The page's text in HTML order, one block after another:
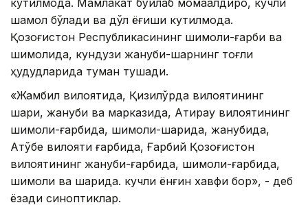
кутилмоқда. Мамлакат бўйлаб момақалдироқ, кучли
шамол бўлади ва дўл ёғиши кутилмоқда.
Қозоғистон Республикасининг шимоли-ғарби ва
шимолида, кундузи жануби-шарқнинг тоғли
ҳудудларида туман тушади.
«Жамбил вилоятида, Қизилўрда вилоятининг
шарқи, жануби ва марказида, Атирау вилоятининг
шимоли-ғарбида, шимоли-шарқида, жанубида,
Ақтўбе вилояти ғарбида, Ғарбий Қозоғистон
вилоятининг жануби-ғарбида, шимоли-ғарбида,
шимоли ва шарқида. кучли ёнғин хавфи бор», - деб
ёзади синоптиклар.